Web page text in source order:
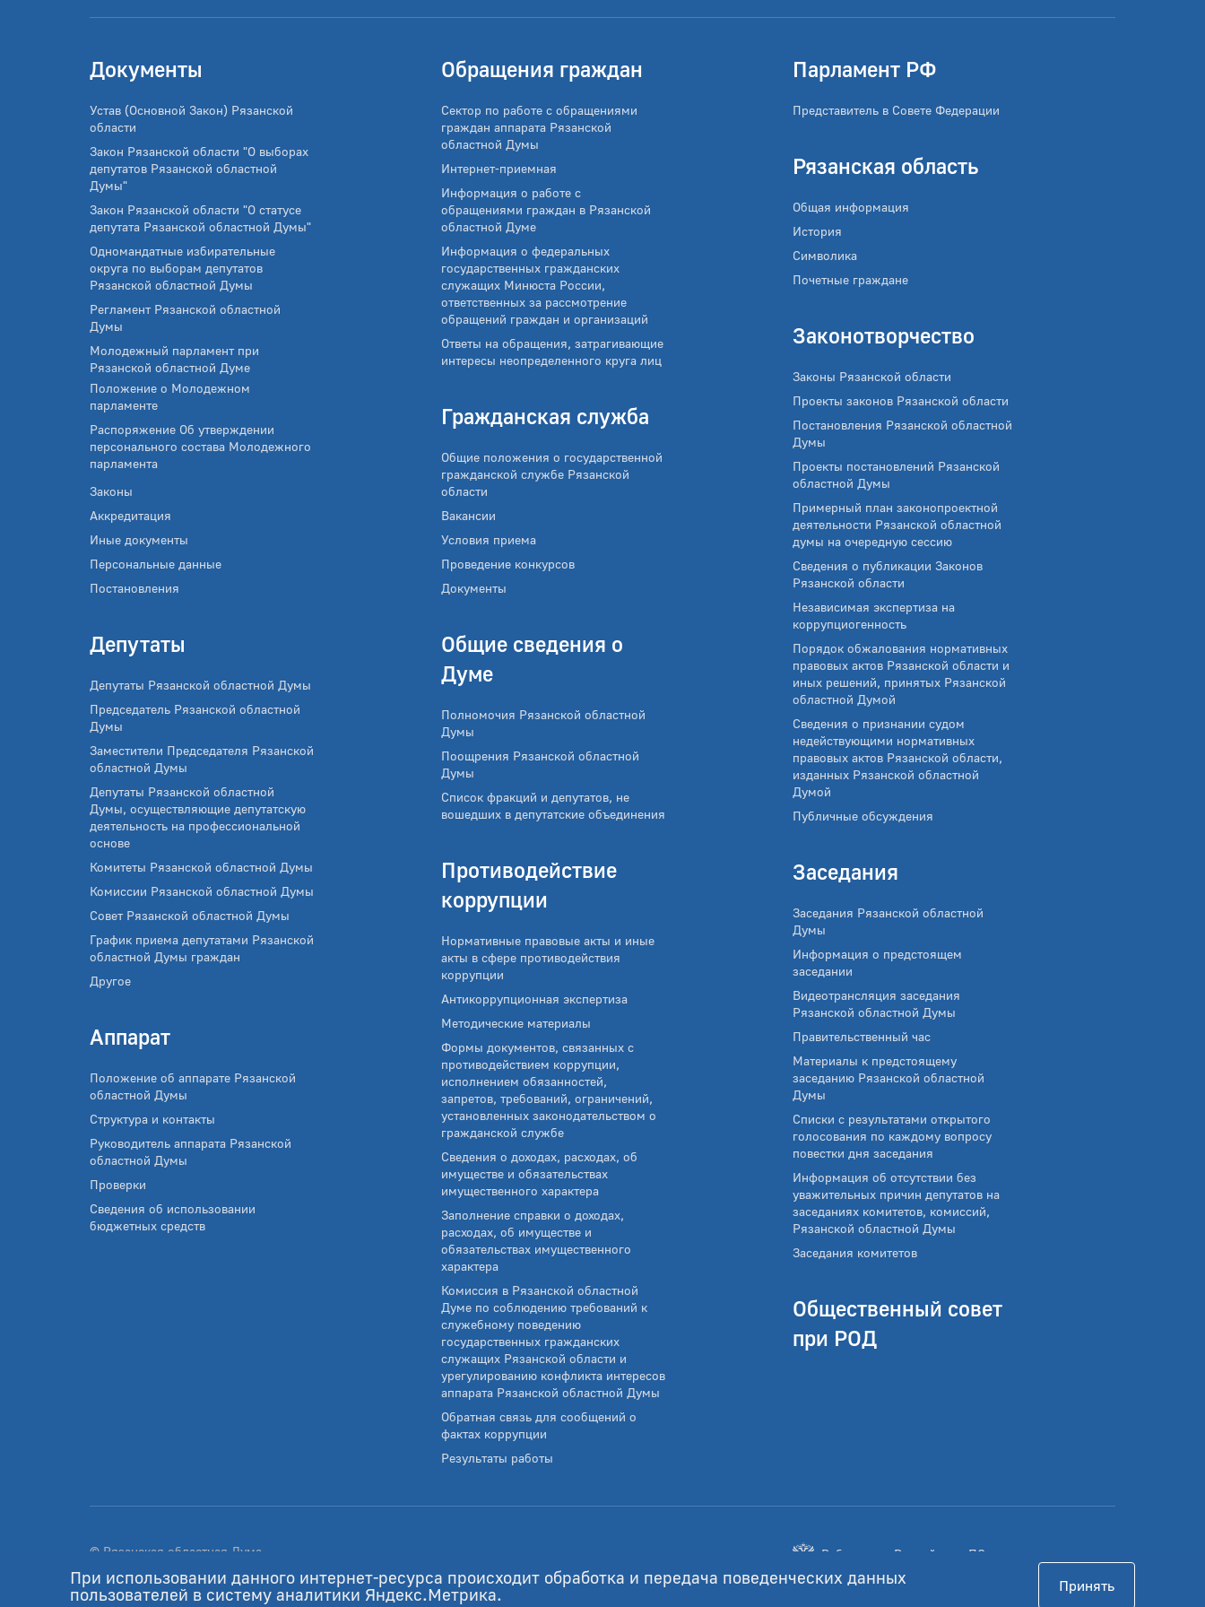
Документы
Устав (Основной Закон) Рязанской
области
Закон Рязанской области "О выборах
депутатов Рязанской областной
Думы"
Закон Рязанской области "О статусе
депутата Рязанской областной Думы"
Одномандатные избирательные
округа по выборам депутатов
Рязанской областной Думы
Регламент Рязанской областной
Думы
Молодежный парламент при
Рязанской областной Думе
Положение о Молодежном
парламенте
Распоряжение Об утверждении
персонального состава Молодежного
парламента
Законы
Аккредитация
Иные документы
Персональные данные
Постановления
Депутаты
Депутаты Рязанской областной Думы
Председатель Рязанской областной
Думы
Заместители Председателя Рязанской
областной Думы
Депутаты Рязанской областной
Думы, осуществляющие депутатскую
деятельность на профессиональной
основе
Комитеты Рязанской областной Думы
Комиссии Рязанской областной Думы
Совет Рязанской областной Думы
График приема депутатами Рязанской
областной Думы граждан
Другое
Аппарат
Положение об аппарате Рязанской
областной Думы
Структура и контакты
Руководитель аппарата Рязанской
областной Думы
Проверки
Сведения об использовании
бюджетных средств
Обращения граждан
Сектор по работе с обращениями
граждан аппарата Рязанской
областной Думы
Интернет-приемная
Информация о работе с
обращениями граждан в Рязанской
областной Думе
Информация о федеральных
государственных гражданских
служащих Минюста России,
ответственных за рассмотрение
обращений граждан и организаций
Ответы на обращения, затрагивающие
интересы неопределенного круга лиц
Гражданская служба
Общие положения о государственной
гражданской службе Рязанской
области
Вакансии
Условия приема
Проведение конкурсов
Документы
Общие сведения о
Думе
Полномочия Рязанской областной
Думы
Поощрения Рязанской областной
Думы
Список фракций и депутатов, не
вошедших в депутатские объединения
Противодействие
коррупции
Нормативные правовые акты и иные
акты в сфере противодействия
коррупции
Антикоррупционная экспертиза
Методические материалы
Формы документов, связанных с
противодействием коррупции,
исполнением обязанностей,
запретов, требований, ограничений,
установленных законодательством о
гражданской службе
Сведения о доходах, расходах, об
имуществе и обязательствах
имущественного характера
Заполнение справки о доходах,
расходах, об имуществе и
обязательствах имущественного
характера
Комиссия в Рязанской областной
Думе по соблюдению требований к
служебному поведению
государственных гражданских
служащих Рязанской области и
урегулированию конфликта интересов
аппарата Рязанской областной Думы
Обратная связь для сообщений о
фактах коррупции
Результаты работы
Парламент РФ
Представитель в Совете Федерации
Рязанская область
Общая информация
История
Символика
Почетные граждане
Законотворчество
Законы Рязанской области
Проекты законов Рязанской области
Постановления Рязанской областной
Думы
Проекты постановлений Рязанской
областной Думы
Примерный план законопроектной
деятельности Рязанской областной
думы на очередную сессию
Сведения о публикации Законов
Рязанской области
Независимая экспертиза на
коррупциогенность
Порядок обжалования нормативных
правовых актов Рязанской области и
иных решений, принятых Рязанской
областной Думой
Сведения о признании судом
недействующими нормативных
правовых актов Рязанской области,
изданных Рязанской областной
Думой
Публичные обсуждения
Заседания
Заседания Рязанской областной
Думы
Информация о предстоящем
заседании
Видеотрансляция заседания
Рязанской областной Думы
Правительственный час
Материалы к предстоящему
заседанию Рязанской областной
Думы
Списки с результатами открытого
голосования по каждому вопросу
повестки дня заседания
Информация об отсутствии без
уважительных причин депутатов на
заседаниях комитетов, комиссий,
Рязанской областной Думы
Заседания комитетов
Общественный совет
при РОД
© Рязанская областная Дума
Работает на Российском ПО
При использовании данного интернет-ресурса происходит обработка и передача поведенческих данных
пользователей в систему аналитики Яндекс.Метрика.
Принять